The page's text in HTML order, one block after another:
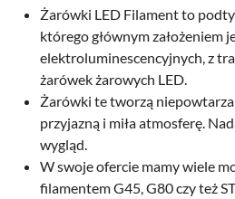
Żarówki LED Filament to
którego głównym założeniem
elektroluminescencyjnych, z
żarówek żarowych LED.
Żarówki te tworzą
przyjazną i miła atmosferę.
wygląd.
W swoje ofercie mamy wiele
filamentem G45, G80 czy też